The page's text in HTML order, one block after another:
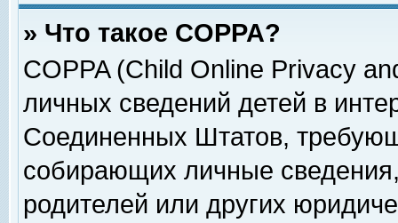
» Что такое COPPA?
COPPA (Child Online Privacy
личных сведений детей в
Соединенных Штатов,
собирающих личные
родителей или других